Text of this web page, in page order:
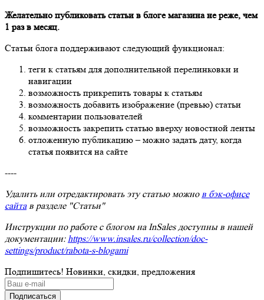
Желательно публиковать статьи в блоге магазина не реже, чем
1 раз в месяц.
Статьи блога поддерживают следующий функционал:
теги к статьям для дополнительной перелинковки и
навигации
возможность прикрепить товары к статьям
возможность добавить изображение (превью) статьи
комментарии пользователей
возможность закрепить статью вверху новостной ленты
отложенную публикацию – можно задать дату, когда
статья появится на сайте
----
Удалить или отредактировать эту статью можнов бэк-офисе
сайтав разделе "Статьи"
Инструкции по работе с блогом на InSales доступны в нашей
документации:https://www.insales.ru/collection/doc-
settings/product/rabota-s-blogami
Подпишитесь! Новинки, скидки, предложения